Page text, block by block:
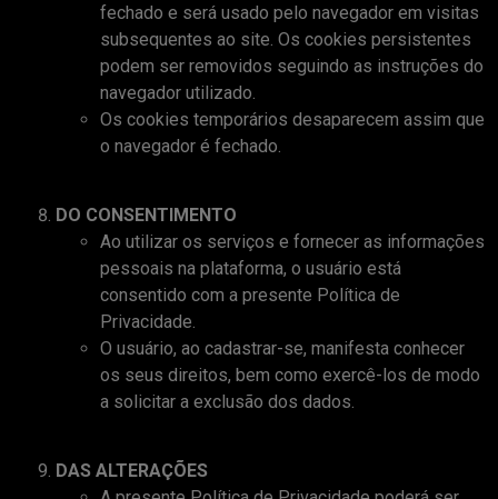
fechado e será usado pelo navegador em visitas
subsequentes ao site. Os cookies persistentes
podem ser removidos seguindo as instruções do
navegador utilizado.
Os cookies temporários desaparecem assim que
o navegador é fechado.
DO CONSENTIMENTO
Ao utilizar os serviços e fornecer as informações
pessoais na plataforma, o usuário está
consentido com a presente Política de
Privacidade.
O usuário, ao cadastrar-se, manifesta conhecer
os seus direitos, bem como exercê-los de modo
a solicitar a exclusão dos dados.
DAS ALTERAÇÕES